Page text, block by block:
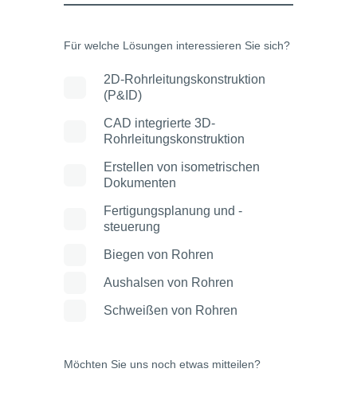
Für welche Lösungen interessieren Sie sich?
2D-Rohrleitungskonstruktion
(P&ID)
CAD integrierte 3D-
Rohrleitungskonstruktion
Erstellen von isometrischen
Dokumenten
Fertigungsplanung und -
steuerung
Biegen von Rohren
Aushalsen von Rohren
Schweißen von Rohren
Möchten Sie uns noch etwas mitteilen?